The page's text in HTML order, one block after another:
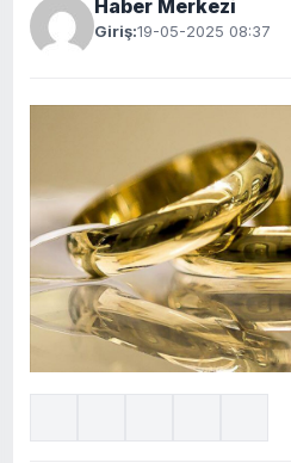
Haber Merkezi
Giriş:19-05-2025 08:37